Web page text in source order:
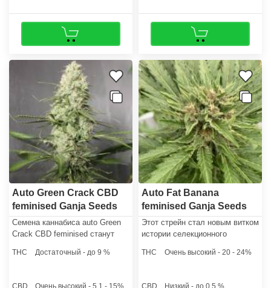
Auto Green Crack CBD
feminised Ganja Seeds
Семена каннабиса auto Green
Crack CBD feminised станут
выращивания лекарственной
THC Достаточный - до 9 %
CBD Очень высокий - 5,1 - 15%
Auto Fat Banana
feminised Ganja Seeds
Этот стрейн стал новым витком
истории селекционного
качественным потенциалом,
THC Очень высокий - 20 - 24%
CBD Низкий - до 0,5 %